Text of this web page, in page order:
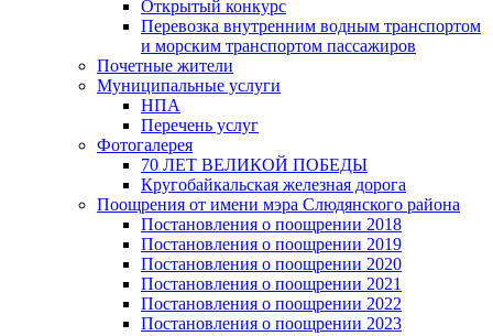
Открытый конкурс
Перевозка внутренним водным транспортом
и морским транспортом пассажиров
Почетные жители
Муниципальные услуги
НПА
Перечень услуг
Фотогалерея
70 ЛЕТ ВЕЛИКОЙ ПОБЕДЫ
Кругобайкальская железная дорога
Поощрения от имени мэра Слюдянского района
Постановления о поощрении 2018
Постановления о поощрении 2019
Постановления о поощрении 2020
Постановления о поощрении 2021
Постановления о поощрении 2022
Постановления о поощрении 2023